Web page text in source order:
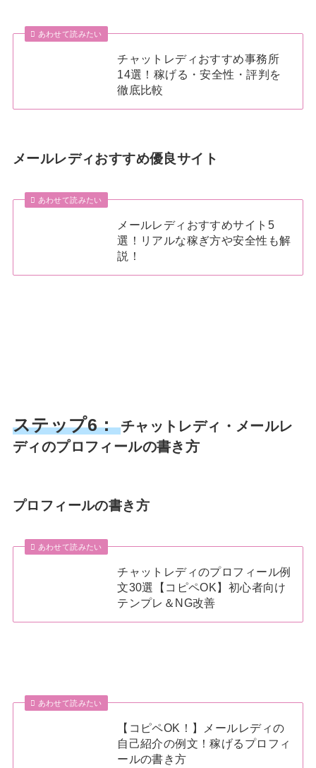
あわせて読みたい
チャットレディおすすめ事務所
14選！稼げる・安全性・評判を
徹底比較
メールレディおすすめ優良サイト
あわせて読みたい
メールレディおすすめサイト5
選！リアルな稼ぎ方や安全性も解
説！
ステップ6： チャットレディ・メールレ
ディのプロフィールの書き方
プロフィールの書き方
あわせて読みたい
チャットレディのプロフィール例
文30選【コピペOK】初心者向け
テンプレ＆NG改善
あわせて読みたい
【コピペOK！】メールレディの
自己紹介の例文！稼げるプロフィ
ールの書き方